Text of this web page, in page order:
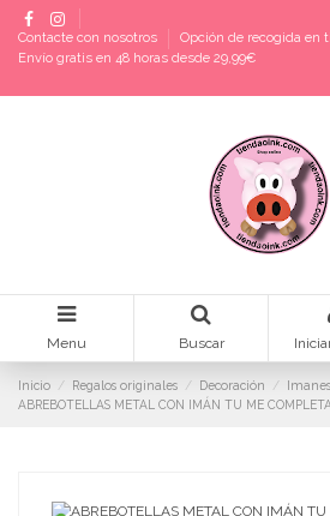
Contacte con nosotros
Opción de recogida en
Envío gratis en 48 horas desde 29,99€
Menu Buscar
Inicio Regalos originales Decoración
ABREBOTELLAS METAL CON IMÁN TU ME